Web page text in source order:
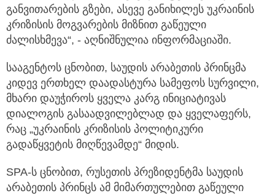
განვითარების გზები, ასევე განიხილეს უკრაინის
კრიზისის მოგვარების მიზნით გაწეული
ძალისხმევა“, - აღნიშნულია ინფორმაციაში.
სააგენტოს ცნობით, საუდის არაბეთის პრინცმა
კიდევ ერთხელ დაადასტურა სამეფოს სურვილი,
მხარი დაუჭიროს ყველა კარგ ინიციატივას
დიალოგის გასაადვილებლად და ყველაფერს,
რაც „უკრაინის კრიზისის პოლიტიკური
გადაწყვეტის მიღწევამდე“ მიდის.
SPA-ს ცნობით, რუსეთის პრეზიდენტმა საუდის
არაბეთის პრინცს ამ მიმართულებით გაწეული